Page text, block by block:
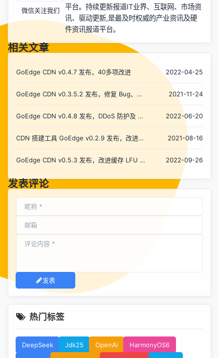
微信关注我们
平台。持续更新报道IT业界、互联网、市场资
讯、驱动更新,是最及时权威的产业资讯及硬
件资讯报道平台。
相关文章
GoEdge CDN v0.4.7 发布，40多项改进 2022-04-25
GoEdge CDN v0.3.5.2 发布，修复 Bug、改
2021-11-24
GoEdge CDN v0.4.8 发布，DDoS 防护及 40
2022-06-20
CDN 搭建工具 GoEdge v0.2.9 发布，改进细
2021-08-16
GoEdge CDN v0.5.3 发布，改进缓存 LFU 算
2022-09-26
发表评论
发表
热门标签
DeepSeek Jdk25 OpenAi
HarmonyOS6